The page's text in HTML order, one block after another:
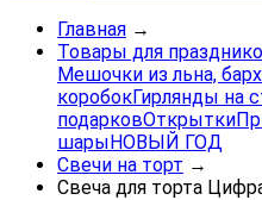
Главная →
Товары для
Мешочки из льна,
коробокГирлянды на
подарковОткрытки
шарыНОВЫЙ ГОД
Свечи на торт →
Свеча для торта